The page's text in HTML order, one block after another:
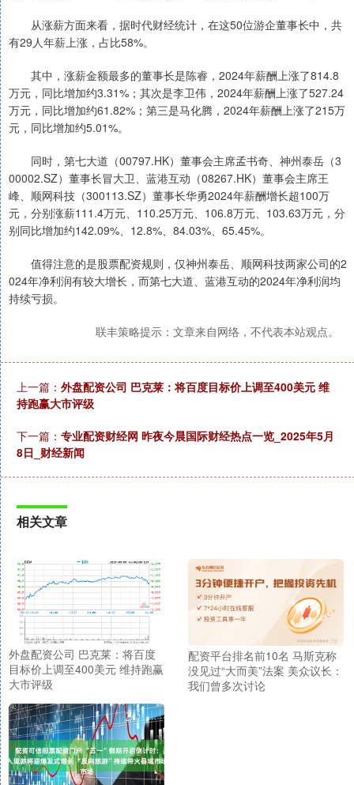
从涨薪方面来看，据时代财经统计，在这50位游企董事长中，共
有29人年薪上涨，占比58%。
其中，涨薪金额最多的董事长是陈睿，2024年薪酬上涨了814.8
万元，同比增加约3.31%；其次是李卫伟，2024年薪酬上涨了527.24
万元，同比增加约61.82%；第三是马化腾，2024年薪酬上涨了215万
元，同比增加约5.01%。
同时，第七大道（00797.HK）董事会主席孟书奇、神州泰岳（3
00002.SZ）董事长冒大卫、蓝港互动（08267.HK）董事会主席王
峰、顺网科技（300113.SZ）董事长华勇2024年薪酬增长超100万
元，分别涨薪111.4万元、110.25万元、106.8万元、103.63万元，分
别同比增加约142.09%、12.8%、84.03%、65.45%。
值得注意的是股票配资规则，仅神州泰岳、顺网科技两家公司的2
024年净利润有较大增长，而第七大道、蓝港互动的2024年净利润均
持续亏损。
联丰策略提示：文章来自网络，不代表本站观点。
上一篇： 外盘配资公司 巴克莱：将百度目标价上调至400美元 维
持跑赢大市评级
下一篇： 专业配资财经网 昨夜今晨国际财经热点一览_2025年5月
8日_财经新闻
相关文章
外盘配资公司 巴克莱：将百度
目标价上调至400美元 维持跑赢
大市评级
配资平台排名前10名 马斯克称
没见过“大而美”法案 美众议长：
我们曾多次讨论